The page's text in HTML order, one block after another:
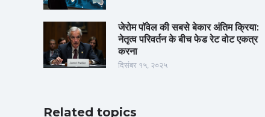
जेरोम पॉवेल की सबसे बेकार अंतिम क्रिया:
नेतृत्व परिवर्तन के बीच फेड रेट वोट एकत्र
करना
दिसंबर १५, २०२५
Related topics